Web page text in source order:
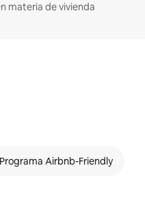
materia de vivienda
Programa Airbnb-Friendly